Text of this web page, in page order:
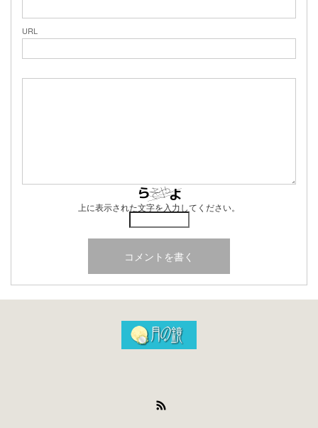
URL
上に表示された文字を入力してください。